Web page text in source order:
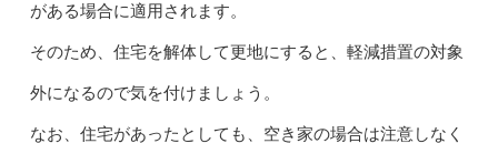
がある場合に適用されます。
そのため、住宅を解体して更地にすると、軽減措置の対象
外になるので気を付けましょう。
なお、住宅があったとしても、空き家の場合は注意しなく